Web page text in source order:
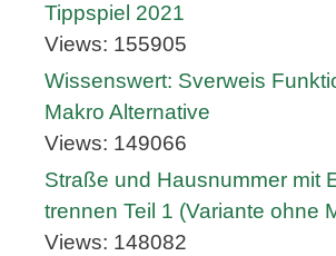
Tippspiel 2021
Views: 155905
Wissenswert: Sverweis
Makro Alternative
Views: 149066
Straße und Hausnummer mit
trennen Teil 1 (Variante ohne
Views: 148082